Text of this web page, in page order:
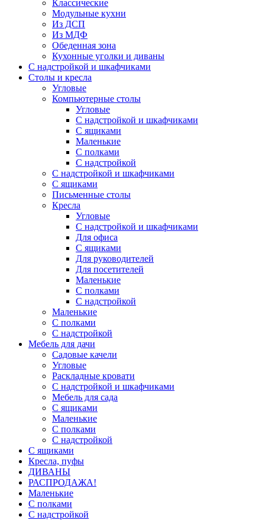
Классические
Модульные кухни
Из ДСП
Из МДФ
Обеденная зона
Кухонные уголки и диваны
С надстройкой и шкафчиками
Столы и кресла
Угловые
Компьютерные столы
Угловые
С надстройкой и шкафчиками
С ящиками
Маленькие
С полками
С надстройкой
С надстройкой и шкафчиками
С ящиками
Письменные столы
Кресла
Угловые
С надстройкой и шкафчиками
Для офиса
С ящиками
Для руководителей
Для посетителей
Маленькие
С полками
С надстройкой
Маленькие
С полками
С надстройкой
Мебель для дачи
Садовые качели
Угловые
Раскладные кровати
С надстройкой и шкафчиками
Мебель для сада
С ящиками
Маленькие
С полками
С надстройкой
С ящиками
Кресла, пуфы
ДИВАНЫ
РАСПРОДАЖА!
Маленькие
С полками
С надстройкой